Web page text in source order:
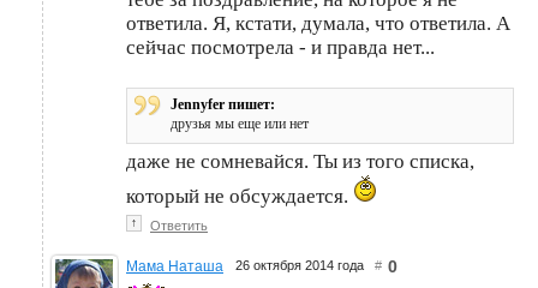
ответила. Я, кстати, думала, что ответила. А
сейчас посмотрела - и правда нет...
Jennyfer пишет:
друзья мы еще или нет
даже не сомневайся. Ты из того списка,
который не обсуждается.
↑ Ответить
Мама Наташа 26 октября 2014 года # 0